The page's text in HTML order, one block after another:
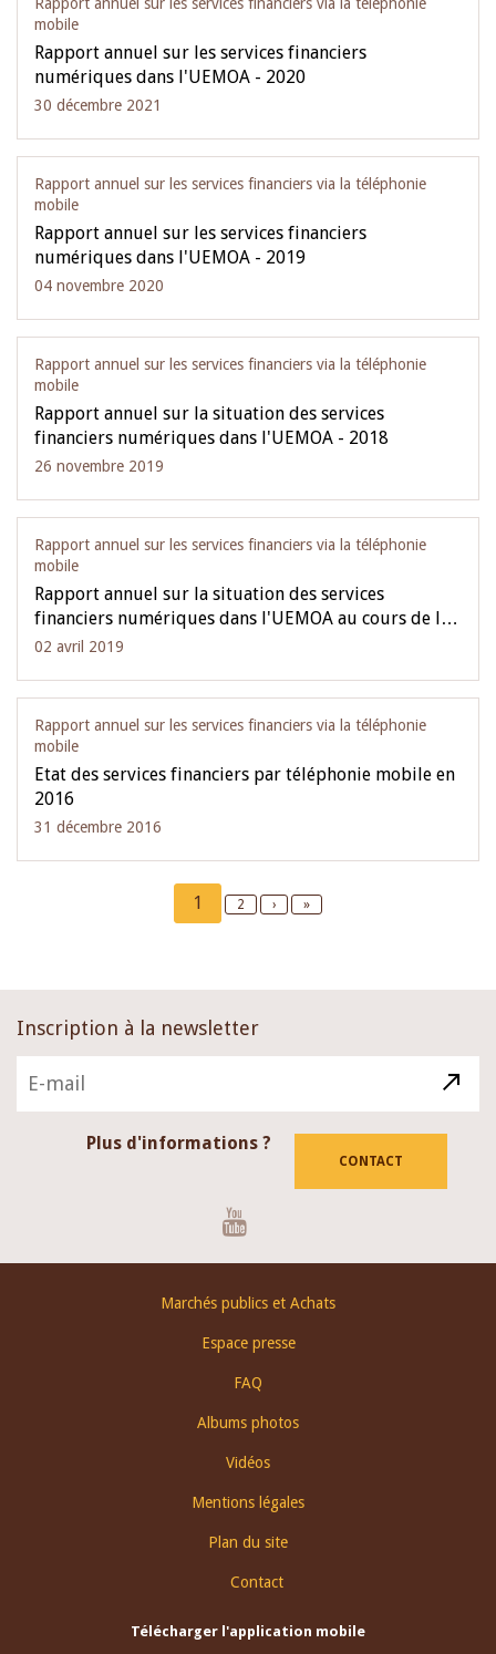
mobile
Rapport annuel sur les services financiers
numériques dans l'UEMOA - 2020
30 décembre 2021
Rapport annuel sur les services financiers via la téléphonie
mobile
Rapport annuel sur les services financiers
numériques dans l'UEMOA - 2019
04 novembre 2020
Rapport annuel sur les services financiers via la téléphonie
mobile
Rapport annuel sur la situation des services
financiers numériques dans l'UEMOA - 2018
26 novembre 2019
Rapport annuel sur les services financiers via la téléphonie
mobile
Rapport annuel sur la situation des services
financiers numériques dans l'UEMOA au cours de l…
02 avril 2019
Rapport annuel sur les services financiers via la téléphonie
mobile
Etat des services financiers par téléphonie mobile en
2016
31 décembre 2016
Current
page
1 Page
2
Next
›
Last
»
Inscription à la newsletter
Plus d'informations ?
CONTACT
Marchés publics et Achats
Espace presse
FAQ
Albums photos
Vidéos
Mentions légales
Plan du site
Contact
Télécharger l'application mobile